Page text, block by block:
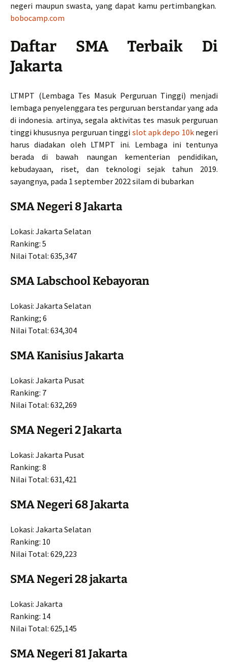
negeri maupun swasta, yang dapat kamu pertimbangkan.
bobocamp.com
Daftar SMA Terbaik Di
Jakarta
LTMPT (Lembaga Tes Masuk Perguruan Tinggi) menjadi
lembaga penyelenggara tes perguruan berstandar yang ada
di indonesia. artinya, segala aktivitas tes masuk perguruan
tinggi khususnya perguruan tinggi slot apk depo 10knegeri
harus diadakan oleh LTMPT ini. Lembaga ini tentunya
berada di bawah naungan kementerian pendidikan,
kebudayaan, riset, dan teknologi sejak tahun 2019.
sayangnya, pada 1 september 2022 silam di bubarkan
SMA Negeri 8 Jakarta
Lokasi: Jakarta Selatan
Ranking: 5
Nilai Total: 635,347
SMA Labschool Kebayoran
Lokasi: Jakarta Selatan
Ranking; 6
Nilai Total: 634,304
SMA Kanisius Jakarta
Lokasi: Jakarta Pusat
Ranking: 7
Nilai Total: 632,269
SMA Negeri 2 Jakarta
Lokasi: Jakarta Pusat
Ranking: 8
Nilai Total: 631,421
SMA Negeri 68 Jakarta
Lokasi: Jakarta Selatan
Ranking: 10
Nilai Total: 629,223
SMA Negeri 28 jakarta
Lokasi: Jakarta
Ranking: 14
Nilai Total: 625,145
SMA Negeri 81 Jakarta